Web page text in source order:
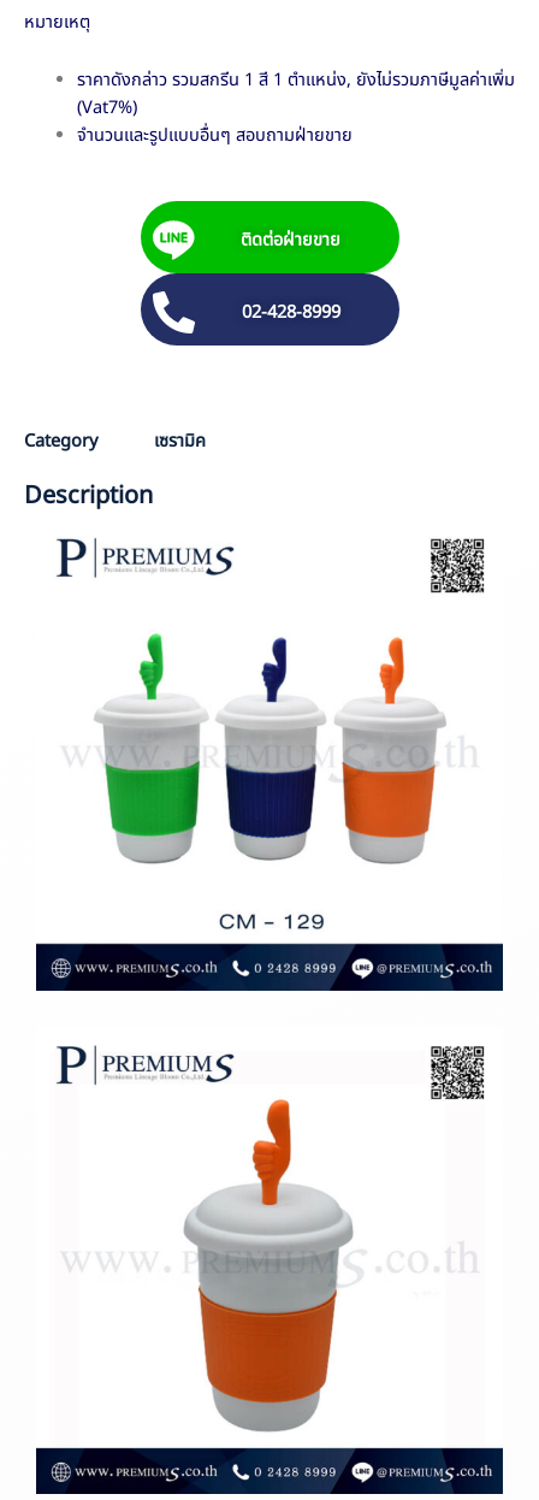
หมายเหตุ
ราคาดังกล่าว รวมสกรีน 1 สี 1 ตำแหน่ง, ยังไม่รวมภาษีมูลค่าเพิ่ม
(Vat7%)
จำนวนและรูปแบบอื่นๆ สอบถามฝ่ายขาย
ติดต่อฝ่ายขาย
02-428-8999
Category เซรามิค
Description